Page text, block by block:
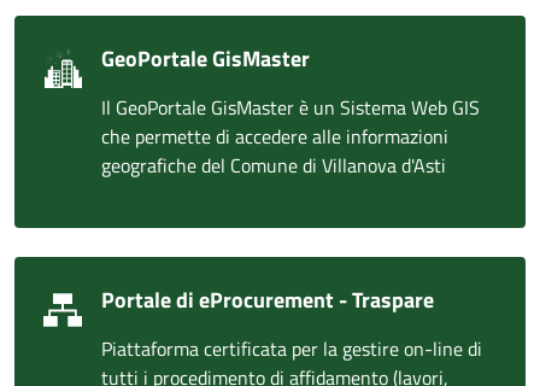
GeoPortale GisMaster
Il GeoPortale GisMaster è un Sistema Web GIS
che permette di accedere alle informazioni
geografiche del Comune di Villanova d'Asti
Portale di eProcurement - Traspare
Piattaforma certificata per la gestire on-line di
tutti i procedimento di affidamento (lavori,